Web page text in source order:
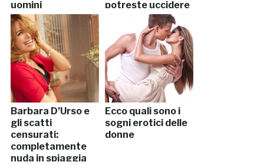
uomini
potreste uccidere
il partner” (VIDEO)
Barbara D’Urso e
gli scatti
censurati:
completamente
nuda in spiaggia
Ecco quali sono i
sogni erotici delle
donne